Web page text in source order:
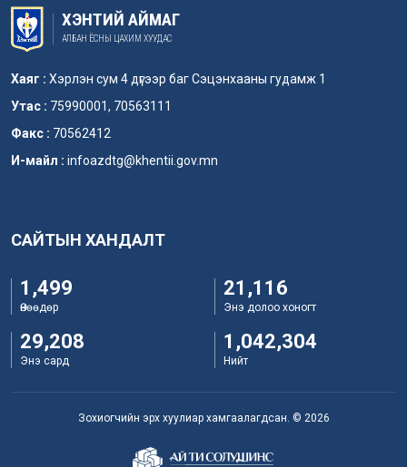
ХЭНТИЙ АЙМАГ
АЛБАН ЁСНЫ ЦАХИМ ХУУДАС
Хаяг : Хэрлэн сум 4 дүгээр баг Сэцэнхааны гудамж 1
Утас : 75990001, 70563111
Факс : 70562412
И-майл : infoazdtg@khentii.gov.mn
САЙТЫН ХАНДАЛТ
1,499
Өнөөдөр
21,116
Энэ долоо хоногт
29,208
Энэ сард
1,042,304
Нийт
Зохиогчийн эрх хуулиар хамгаалагдсан. © 2026